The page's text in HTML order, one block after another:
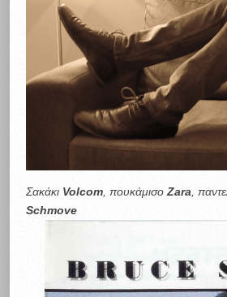
Σακάκι Volcom, πουκάμισο Zara ,
Schmove